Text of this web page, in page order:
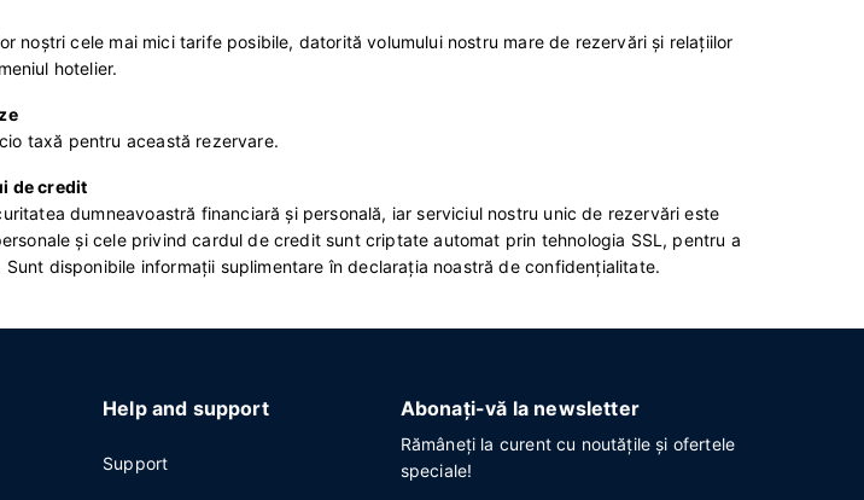
noştri cele mai mici tarife posibile, datorită volumului nostru mare de rezervări şi relaţiilor
hotelier.
taxă pentru această rezervare.
de credit
dumneavoastră financiară şi personală, iar serviciul nostru unic de rezervări este
şi cele privind cardul de credit sunt criptate automat prin tehnologia SSL, pentru a
disponibile informaţii suplimentare în declaraţia noastră de confidenţialitate.
Help and support
Support
Abonați-vă la newsletter
Rămâneți la curent cu noutățile și ofertele
speciale!